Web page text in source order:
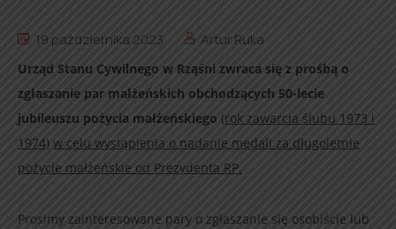
19 października 2023 Artur Ruka
Urząd Stanu Cywilnego w Rząśni zwraca się z prośbą o
zgłaszanie par małżeńskich obchodzących 50-lecie
jubileuszu pożycia małżeńskiego (rok zawarcia ślubu 1973 i
1974) w celu wystąpienia o nadanie medali za długoletnie
pożycie małżeńskie od Prezydenta RP.
Prosimy zainteresowane pary o zgłaszanie się osobiście lub